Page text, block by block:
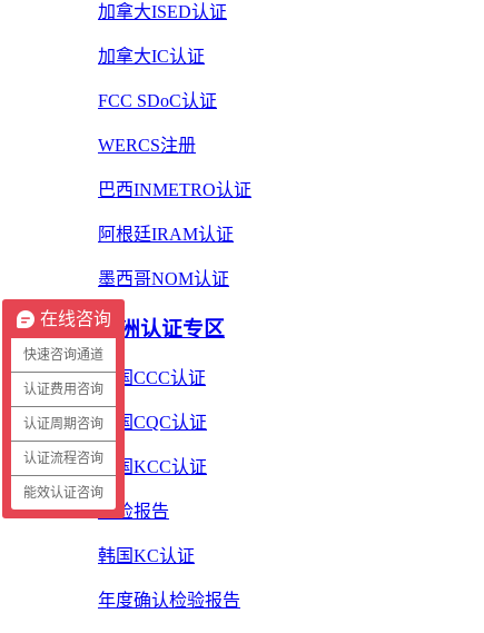
加拿大ISED认证
加拿大IC认证
FCC SDoC认证
WERCS注册
巴西INMETRO认证
阿根廷IRAM认证
墨西哥NOM认证
亚洲认证专区
中国CCC认证
中国CQC认证
韩国KCC认证
质检报告
韩国KC认证
年度确认检验报告
在线咨询
快速咨询通道
认证费用咨询
认证周期咨询
认证流程咨询
能效认证咨询